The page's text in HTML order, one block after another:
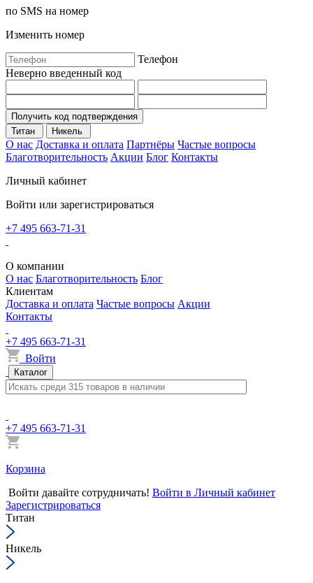
по SMS на номер
Изменить номер
Телефон
Неверно введенный код
Получить код подтверждения
Титан
Никель
О нас Доставка и оплата Партнёры Частые вопросы
Благотворительность Акции Блог Контакты
Личный кабинет
Войти или зарегистрироваться
+7 495 663-71-31
О компании
О нас Благотворительность Блог
Клиентам
Доставка и оплата Частые вопросы Акции
Контакты
+7 495 663-71-31
Войти
Каталог
+7 495 663-71-31
Корзина
Войти давайте сотрудничать! Войти в Личный кабинет
Зарегистрироваться
Титан
Никель